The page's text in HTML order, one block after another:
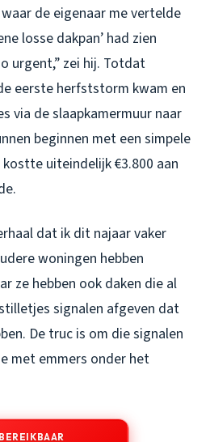
de eigenaar me vertelde
losse dakpan’ had zien
urgent,” zei hij. Totdat
eerste herfststorm kwam en
via de slaapkamermuur naar
beginnen met een simpele
uiteindelijk €3.800 aan
dat ik dit najaar vaker
woningen hebben
ze hebben ook daken die al
signalen afgeven dat
De truc is om die signalen
met emmers onder het